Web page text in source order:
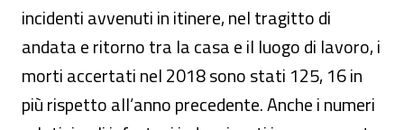
incidenti avvenuti in itinere, nel tragitto di
andata e ritorno tra la casa e il luogo di lavoro, i
morti accertati nel 2018 sono stati 125, 16 in
più rispetto all’anno precedente. Anche i numeri